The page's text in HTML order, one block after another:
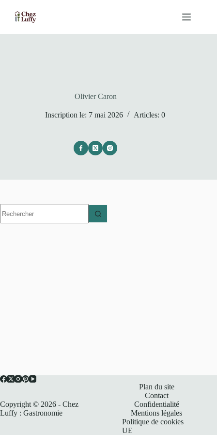
contenu
Olivier Caron
Inscription le: 7 mai 2026 Articles: 0
résultat
Copyright © 2026 - Chez
Luffy : Gastronomie
Plan du site
Contact
Confidentialité
Mentions légales
Politique de cookies
UE